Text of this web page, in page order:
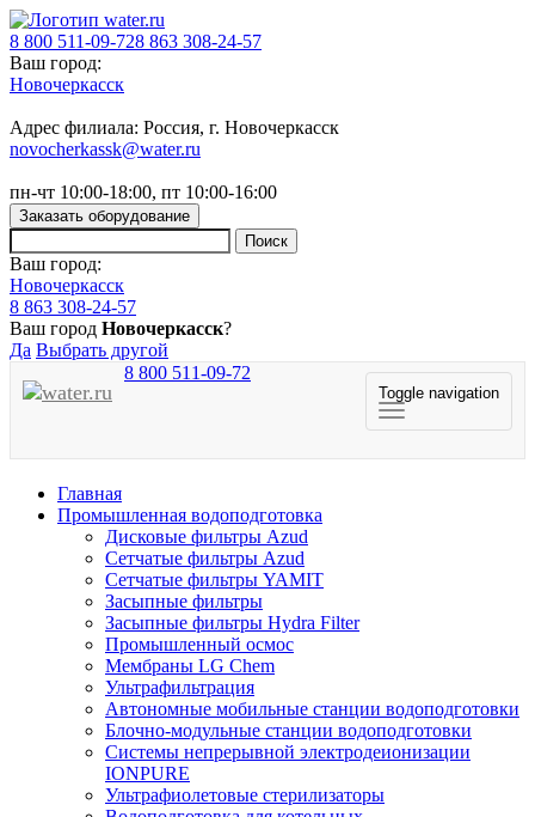
8 800 511-09-728 863 308-24-57
Ваш город:
Новочеркасск
Адрес филиала: Россия, г. Новочеркасск
novocherkassk@water.ru
пн-чт 10:00-18:00, пт 10:00-16:00
Заказать оборудование
Ваш город:
Новочеркасск
8 863 308-24-57
Ваш город Новочеркасск?
Да Выбрать другой
Toggle navigation
8 800 511-09-72
Главная
Промышленная водоподготовка
Дисковые фильтры Azud
Сетчатые фильтры Azud
Сетчатые фильтры YAMIT
Засыпные фильтры
Засыпные фильтры Hydra Filter
Промышленный осмос
Мембраны LG Chem
Ультрафильтрация
Автономные мобильные станции водоподготовки
Блочно-модульные станции водоподготовки
Системы непрерывной электродеионизации
IONPURE
Ультрафиолетовые стерилизаторы